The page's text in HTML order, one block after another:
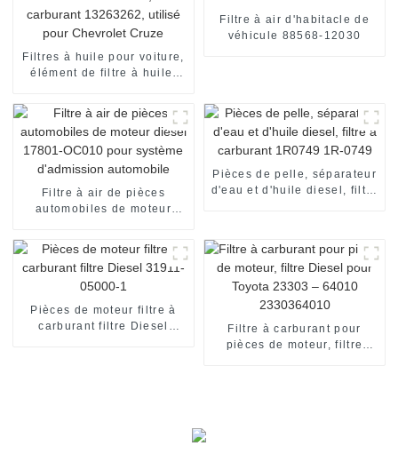
Filtres à huile pour voiture,
élément de filtre à huile,
utilisé pour Chevrolet Cruze
Filtre à air d'habitacle de
véhicule 88568-12030
Filtre à air de pièces
automobiles de moteur
automobile
Pièces de pelle, séparateur
d'eau et d'huile diesel, filtre
Pièces de moteur filtre à
carburant filtre Diesel
Filtre à carburant pour
pièces de moteur, filtre